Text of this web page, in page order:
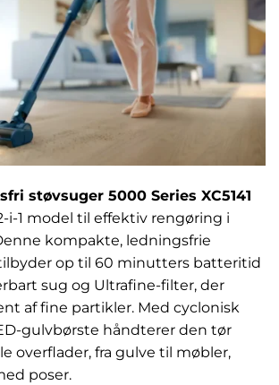
støvsuger 5000 Series XC5141
i-1 model til effektiv rengøring i
kompakte, ledningsfrie
op til 60 minutters batteritid
sug og Ultrafine-filter, der
af fine partikler. Med cyclonisk
gulvbørste håndterer den tør
overflader, fra gulve til møbler,
poser.